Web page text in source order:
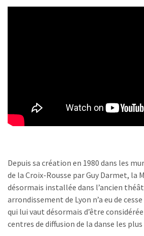
Depuis sa création en 1980 dans les
de la Croix-Rousse par Guy Darmet, la
désormais installée dans l’ancien
arrondissement de Lyon n’a eu de
qui lui vaut désormais d’être
centres de diffusion de la danse les